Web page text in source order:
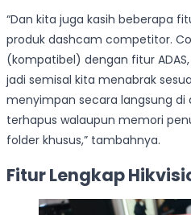
“Dan kita juga kasih beberapa
produk dashcam competitor.
(kompatibel) dengan fitur
jadi semisal kita menabrak
menyimpan secara langsung di
terhapus walaupun memori
folder khusus,” tambahnya.
Fitur Lengkap